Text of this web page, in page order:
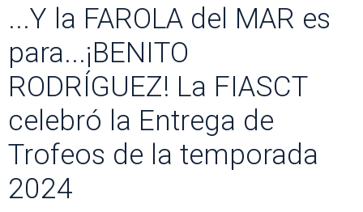
...Y la FAROLA del MAR es
para...¡BENITO
RODRÍGUEZ! La FIASCT
celebró la Entrega de
Trofeos de la temporada
2024